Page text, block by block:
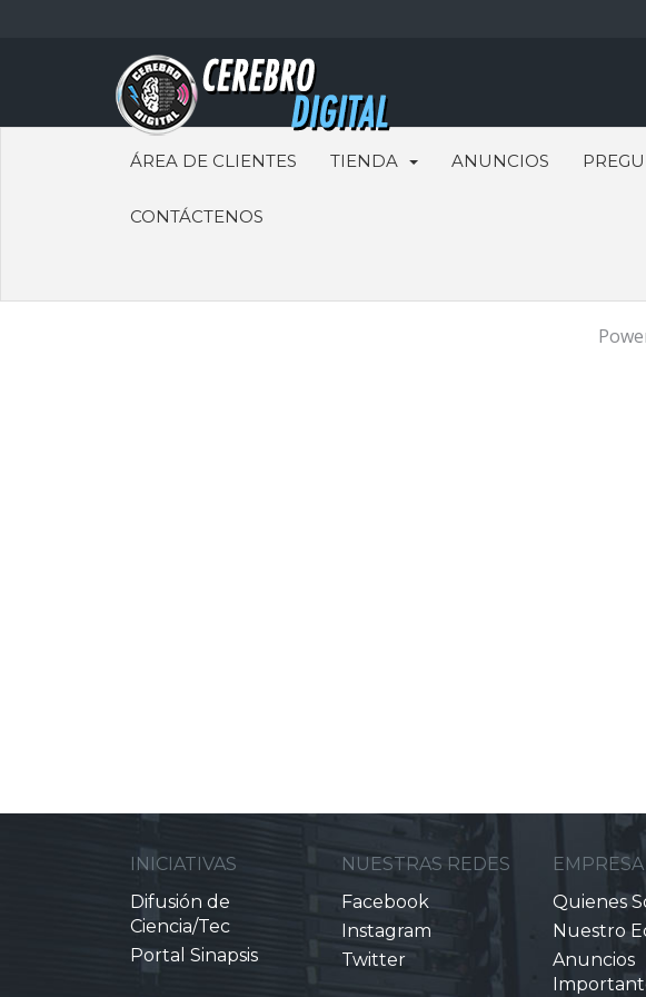
ÁREA DE CLIENTES TIENDA ANUNCIOS
CONTÁCTENOS
INICIATIVAS
Difusión de
Ciencia/Tec
Portal Sinapsis
NUESTRAS REDES
Facebook
Instagram
Twitter
EMPRESA
Quienes
Nuestro
Anuncios